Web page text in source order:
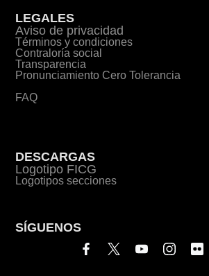
LEGALES
Aviso de privacidad
Términos y condiciones
Contraloría social
Transparencia
Pronunciamiento Cero Tolerancia
FAQ
DESCARGAS
Logotipo FICG
Logotipos secciones
SÍGUENOS